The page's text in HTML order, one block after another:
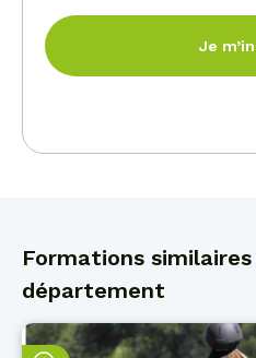
Je
Formations
département